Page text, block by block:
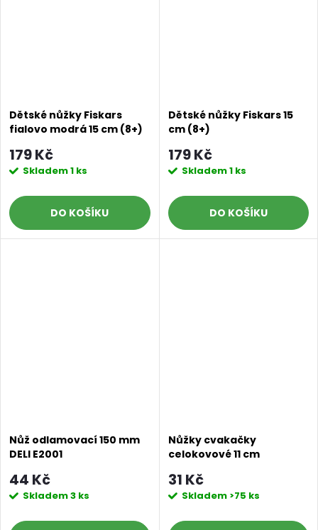
Dětské nůžky Fiskars
fialovo modrá 15 cm (8+)
179 Kč
Skladem1 ks
DO KOŠÍKU
Dětské nůžky Fiskars 15
cm (8+)
179 Kč
Skladem1 ks
DO KOŠÍKU
Nůž odlamovací 150 mm
DELI E2001
44 Kč
Skladem3 ks
Nůžky cvakačky
celokovové 11 cm
31 Kč
Skladem >75 ks